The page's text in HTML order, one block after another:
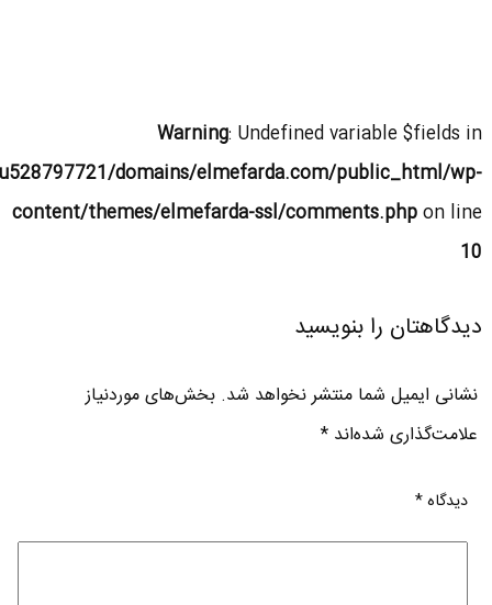
Warning: Undefined variable $fields in
domains/elmefarda.com/public_html/wp-
content/themes/elmefarda-ssl/comments.phpon line
10
دیدگاهتان را بنویسید
نشانی ایمیل شما منتشر نخواهد شد. بخش‌های موردنیاز
علامت‌گذاری شده‌اند*
دیدگاه*